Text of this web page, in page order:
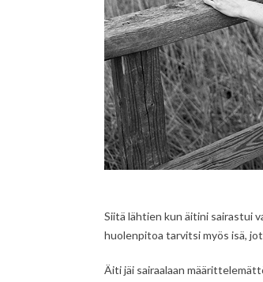
Siitä lähtien kun äitini sairastui
huolenpitoa tarvitsi myös isä,
Äiti jäi sairaalaan